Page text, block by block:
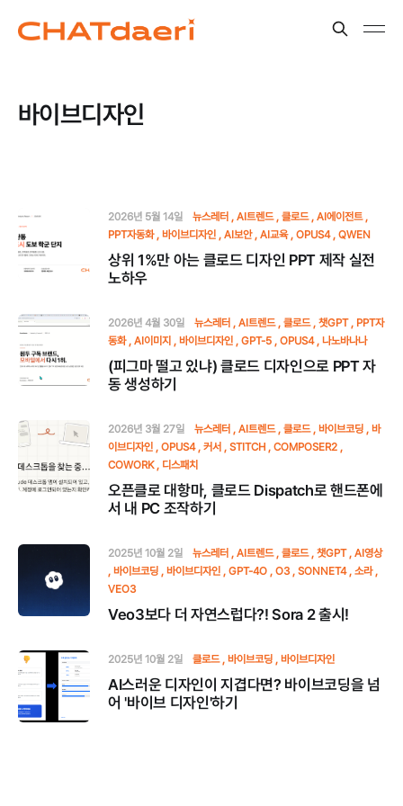
바이브디자인
2026년 5월 14일 뉴스레터 AI트렌드 클로드
AI에이전트
PPT자동화
바이브디자인 AI보안 AI교육 OPUS4 QWEN
상위 1%만 아는 클로드 디자인 PPT 제작 실전
노하우
2026년 4월 30일 뉴스레터 AI트렌드 클로드 챗GPT
PPT자
동화
AI이미지 바이브디자인 GPT-5 OPUS4 나노바나나
(피그마 떨고 있냐) 클로드 디자인으로 PPT 자
동 생성하기
2026년 3월 27일 뉴스레터 AI트렌드 클로드 바이브코딩
바
이브디자인
OPUS4 커서 STITCH
COMPOSER2
COWORK
디스패치
오픈클로 대항마, 클로드 Dispatch로 핸드폰에
서 내 PC 조작하기
2025년 10월 2일 뉴스레터 AI트렌드 클로드 챗GPT
AI영상
바이브코딩
바이브디자인 GPT-4O O3 SONNET4
소라
VEO3
Veo3보다 더 자연스럽다?! Sora 2 출시!
2025년 10월 2일 클로드 바이브코딩 바이브디자인
AI스러운 디자인이 지겹다면? 바이브코딩을 넘
어 '바이브 디자인'하기